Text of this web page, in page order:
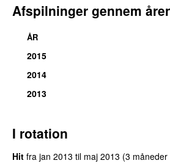
Afspilninger gennem
ÅR
2015
2014
2013
I rotation
Hit fra jan 2013 til maj 2013 (3